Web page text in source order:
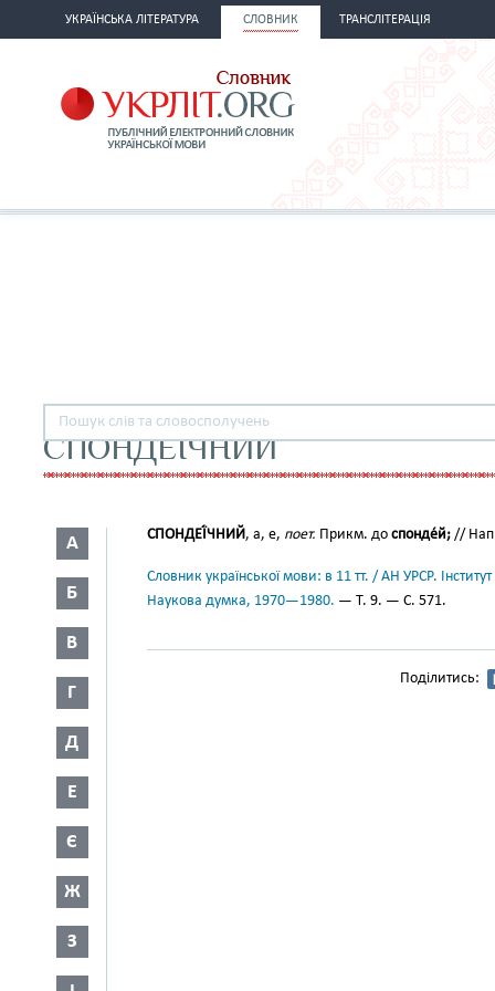
УКРАЇНСЬКА ЛІТЕРАТУРА СЛОВНИК ТРАНСЛІТЕРАЦІЯ
СПОНДЕЇЧНИЙ
А
Б
В
Г
Д
Е
Є
Ж
З
СПОНДЕЇ́ЧНИЙ, а, е, поет. Прикм. до спонде́й; //
Словник української мови: в 11 тт. / АН УРСР.
Наукова думка, 1970—1980. — Т. 9. — С. 571.
Поділитись: